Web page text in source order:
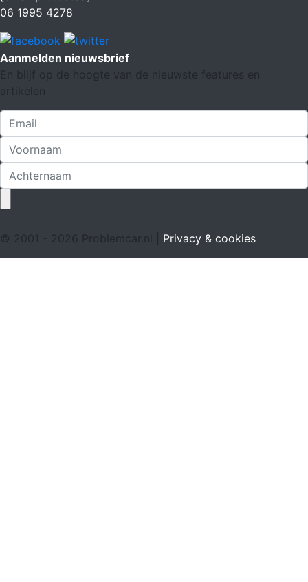
06 1995 4278
Aanmelden nieuwsbrief
En blijf op de hoogte van de nieuwste features en
artikelen
© 2001 - 2026 Problemcar.nl | Privacy & cookies